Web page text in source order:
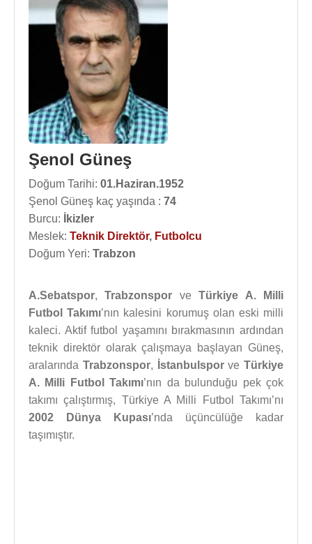
Şenol Güneş
Doğum Tarihi: 01.Haziran.1952
Şenol Güneş kaç yaşında : 74
Burcu:
İkizler
Meslek: Teknik Direktör, Futbolcu
Doğum Yeri: Trabzon
A.Sebatspor,Trabzonspor veTürkiye A. Milli
Futbol Takımı’nın kalesini korumuş olan eski milli
kaleci. Aktif futbol yaşamını bırakmasının ardından
teknik direktör olarak çalışmaya başlayan Güneş,
aralarında Trabzonspor, İstanbulsporve Türkiye
A. Milli Futbol Takımı’nın da bulunduğu pek çok
takımı çalıştırmış, Türkiye A Milli Futbol Takımı’nı
2002 Dünya Kupası’nda üçüncülüğe kadar
taşımıştır.